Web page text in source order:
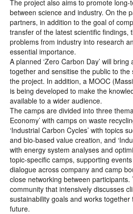
The project also aims to promote long-
between science and industry. On the
partners, in addition to the goal of
transfer of the latest scientific findings,
problems from industry into research
essential importance.
A planned ‘Zero Carbon Day’ will bring
together and sensitise the public to
the project. In addition, a MOOC
is being developed to make the
available to a wider audience.
The camps are divided into three
Economy’ with camps on waste
‘Industrial Carbon Cycles’ with topics
and bio-based value creation, and
with energy system analyses and
topic-specific camps, supporting
dialogue across company and camp
close networking between
community that intensively discusses
sustainability goals and works
future.